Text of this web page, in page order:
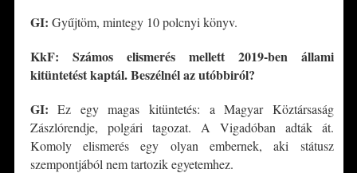
GI: Gyűjtöm, mintegy 10 polcnyi könyv.
KkF: Számos elismerés mellett 2019-ben állami
kitüntetést kaptál. Beszélnél az utóbbiról?
GI:Ez egy magas kitüntetés: a Magyar Köztársaság
Zászlórendje, polgári tagozat. A Vigadóban adták át.
Komoly elismerés egy olyan embernek, aki státusz
szempontjából nem tartozik egyetemhez.